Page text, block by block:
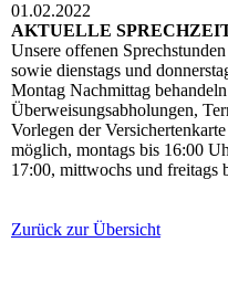
01.02.2022
AKTUELLE
Unsere offenen
sowie dienstags und
Montag Nachmittag
Überweisungsabholungen,
Vorlegen der
möglich, montags bis 16:00
17:00, mittwochs und freitags
Zurück zur Übersicht